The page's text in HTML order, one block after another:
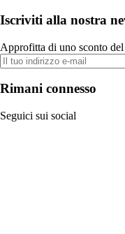
Iscriviti alla nostra
Approfitta di uno sconto
Rimani connesso
Seguici sui social